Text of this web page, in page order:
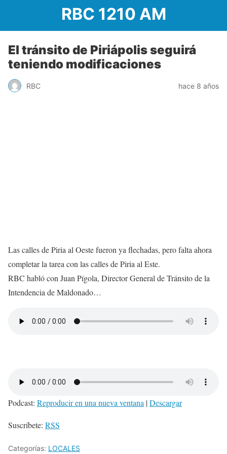
RBC 1210 AM
El tránsito de Piriápolis seguirá
teniendo modificaciones
RBC hace 8 años
Las calles de Piria al Oeste fueron ya flechadas, pero falta ahora
completar la tarea con las calles de Piria al Este.
RBC habló con Juan Pígola, Director General de Tránsito de la
Intendencia de Maldonado…
Podcast: Reproducir en una nueva ventana |Descargar
Suscríbete: RSS
Categorías: LOCALES